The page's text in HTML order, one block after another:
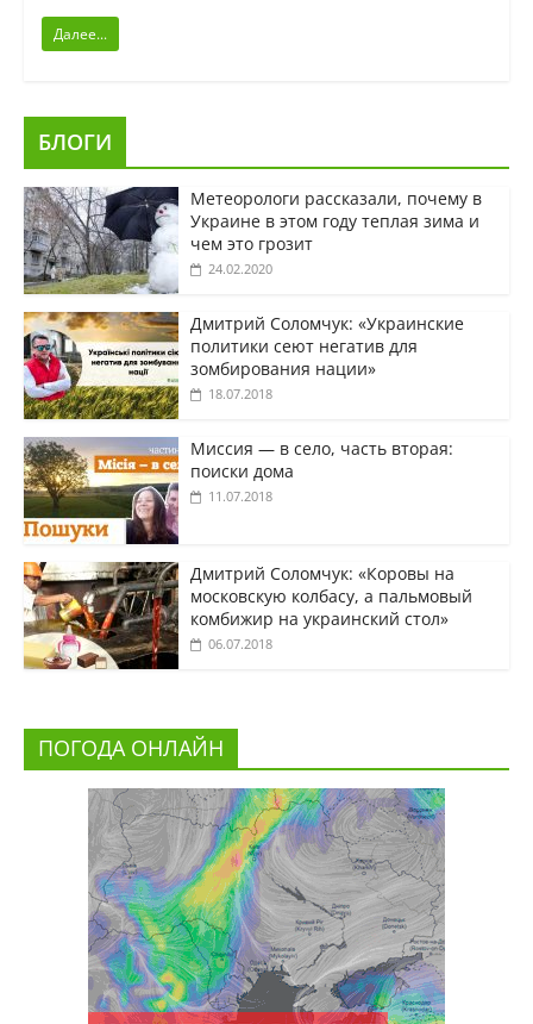
Далее...
БЛОГИ
Метеорологи рассказали, почему в
Украине в этом году теплая зима и
чем это грозит
24.02.2020
Дмитрий Соломчук: «Украинские
политики сеют негатив для
зомбирования нации»
18.07.2018
Миссия — в село, часть вторая:
поиски дома
11.07.2018
Дмитрий Соломчук: «Коровы на
московскую колбасу, а пальмовый
комбижир на украинский стол»
06.07.2018
ПОГОДА ОНЛАЙН